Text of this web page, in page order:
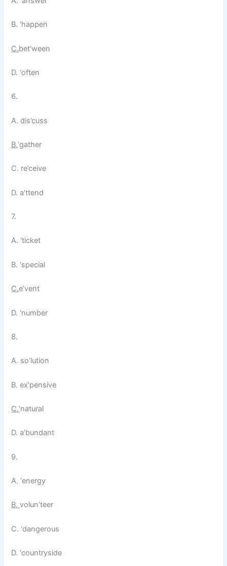
B. ‘happen
C.bet’ween
D. ‘often
6.
A. dis’cuss
B.‘gather
C. re’ceive
D. a’ttend
7.
A. ‘ticket
B. ‘special
C.e’vent
D. ‘number
8.
A. so’lution
B. ex’pensive
C.‘natural
D. a’bundant
9.
A. ‘energy
B.volun’teer
C. ‘dangerous
D. ‘countryside